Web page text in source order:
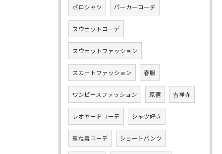
ポロシャツ パーカーコーデ
スウェットコーデ
スウェットファッション
スカートファッション 春服
ワンピースファッション 原宿 吉祥寺
レオヤードコーデ シャツ好き
重ね着コーデ ショートパンツ